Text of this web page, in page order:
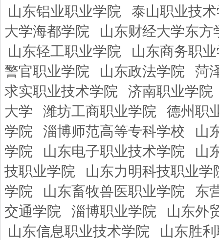
山东铝业职业学院
泰山职业技
大学海都学院
山东财经大学东方
山东轻工职业学院
山东商务职
警官职业学院
山东政法学院
菏
求实职业技术学院
济南职业学院
大学
潍坊工商职业学院
德州职
学院
淄博师范高等专科学校
山
学院
山东电子职业技术学院
山
技职业学院
山东力明科技职业学
学院
山东畜牧兽医职业学院
东
交通学院
淄博职业学院
山东外
山东信息职业技术学院
山东胜